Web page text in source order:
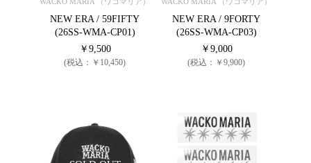
NEW ERA / 59FIFTY
(26SS-WMA-CP01)
￥9,500
(税込：￥10,450)
NEW ERA / 9FORTY
(26SS-WMA-CP03)
￥9,000
(税込：￥9,900)